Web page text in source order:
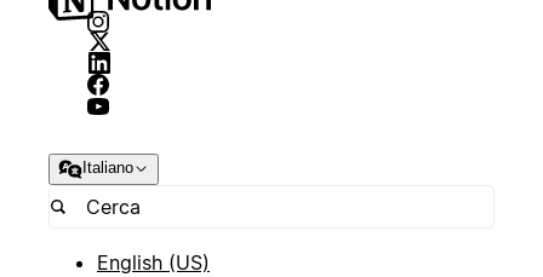
Italiano
English (US)